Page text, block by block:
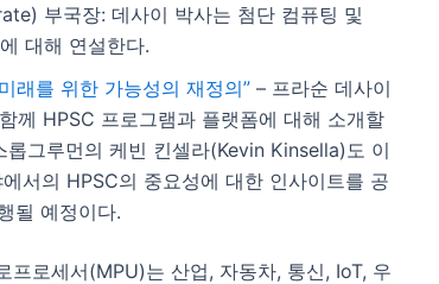
부국장: 데사이 박사는 첨단 컴퓨팅 및
대해 연설한다.
래를 위한 가능성의 재정의” – 프라순 데사이
께 HPSC 프로그램과 플랫폼에 대해 소개할
그루먼의 케빈 킨셀라(Kevin Kinsella)도 이
서의 HPSC의 중요성에 대한 인사이트를 공
될 예정이다.
로세서(MPU)는 산업, 자동차, 통신, IoT, 우